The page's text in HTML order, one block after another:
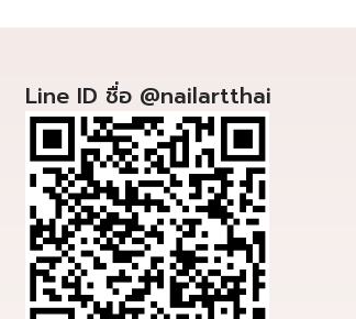
Line ID ชื่อ @nailartthai